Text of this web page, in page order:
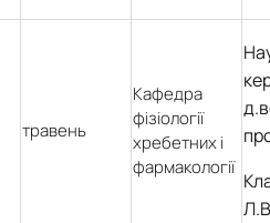
травень
Кафедра
фізіології
хребетних і
фармакології